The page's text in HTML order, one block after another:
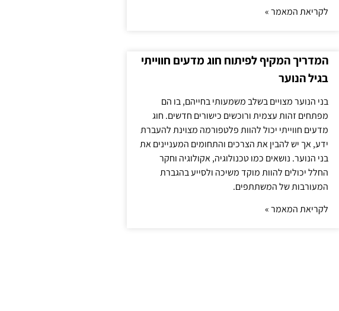
לקריאת המאמר »
המדריך המקיף לפיתוח חוג מדעים חווייתי
בגיל הנוער
בני הנוער מצויים בשלב משמעותי בחייהם, בו הם
מפתחים זהות עצמית ורוכשים כישורים חדשים. חוג
מדעים חווייתי יכול להוות פלטפורמה מצוינת להעברת
ידע, אך יש להבין את הצרכים והתחומים המעניינים את
בני הנוער. נושאים כמו טכנולוגיה, אקולוגיה וחקר
החלל יכולים להוות מוקד משיכה ולסייע בהגברת
המעורבות של המשתתפים.
לקריאת המאמר »